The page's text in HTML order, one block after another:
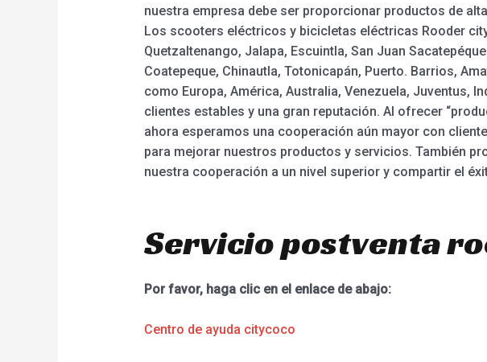
nuestra empresa debe ser proporcionar productos de
Los scooters eléctricos y bicicletas eléctricas Rooder
Quetzaltenango, Jalapa, Escuintla, San Juan
Coatepeque, Chinautla, Totonicapán, Puerto. Barrios,
como Europa, América, Australia, Venezuela, Juventus,
clientes estables y una gran reputación. Al ofrecer
ahora esperamos una cooperación aún mayor con
para mejorar nuestros productos y servicios. También
nuestra cooperación a un nivel superior y compartir el
Servicio postventa
Por favor, haga clic en el enlace de abajo:
Centro de ayuda citycoco